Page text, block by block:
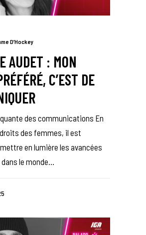
D’Hockey
AUDET : MON
C’EST DE
des communications En
des femmes, il est
en lumière les avancées
le monde…